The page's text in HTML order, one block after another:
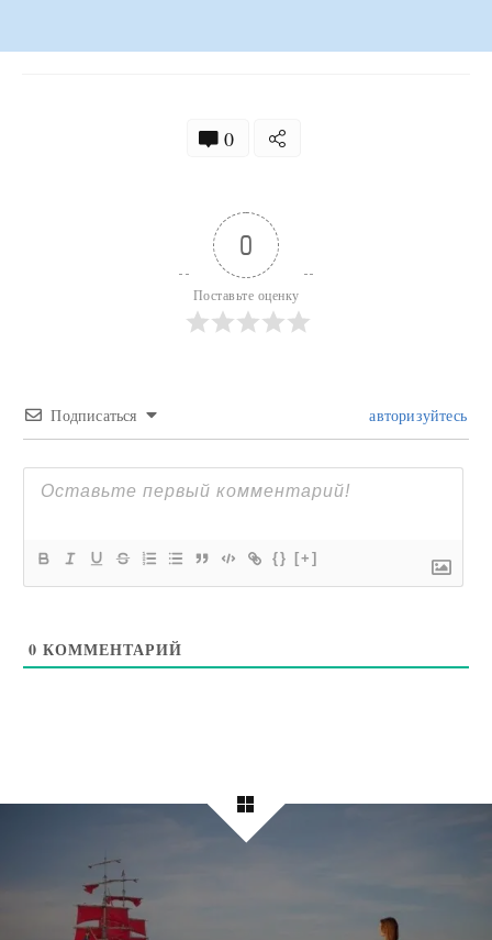
0
0
Поставьте оценку
Подписаться авторизуйтесь
{} [+]
0 КОММЕНТАРИЙ